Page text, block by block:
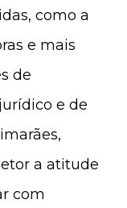
como a
e mais
de
e de
a atitude
com